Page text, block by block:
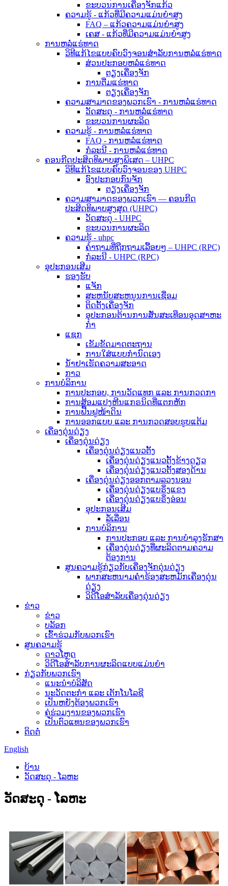
ຂະບວນການເຄື່ອງຈັກແກ້ວ
ຄວາມຮູ້ - ແກ້ວທີ່ມີຄວາມແມ່ນຍໍາສູງ
FAQ – ແກ້ວຄວາມແມ່ນຍໍາສູງ
ເຄສ - ແກ້ວທີ່ມີຄວາມແມ່ນຍໍາສູງ
ການຫລໍ່ແຮ່ທາດ
ວິທີແກ້ໄຂແບບຄົບວົງຈອນສຳລັບການຫລໍ່ແຮ່ທາດ
ສ່ວນປະກອບຫລໍ່ແຮ່ທາດ
ຕຽງເຄື່ອງຈັກ
ການຕື່ມແຮ່ທາດ
ຕຽງເຄື່ອງຈັກ
ຄວາມສາມາດຂອງພວກເຮົາ - ການຫລໍ່ແຮ່ທາດ
ວັດສະດຸ - ການຫລໍ່ແຮ່ທາດ
ຂະບວນການຜະລິດ
ຄວາມຮູ້ - ການຫລໍ່ແຮ່ທາດ
FAQ - ການຫລໍ່ແຮ່ທາດ
ກໍລະນີ - ການຫລໍ່ແຮ່ທາດ
ຄອນກີດປະສິດທິພາບສູງພິເສດ – UHPC
ວິທີແກ້ໄຂແບບຄົບວົງຈອນຂອງ UHPC
ອົງປະກອບກົນຈັກ
ຕຽງເຄື່ອງຈັກ
ຄວາມສາມາດຂອງພວກເຮົາ — ຄອນກີດ
ປະສິດທິພາບສູງສຸດ (UHPC)
ວັດສະດຸ - UHPC
ຂະບວນການຜະລິດ
ຄວາມຮູ້ - uhpc
ຄຳຖາມທີ່ຖືກຖາມເລື້ອຍໆ – UHPC (RPC)
ກໍລະນີ - UHPC (RPC)
ອຸປະກອນເສີມ
ຮອງຮັບ
ແຈັກ
ສະຫນັບສະຫນູນການເຊື່ອມ
ຕິດຕັ້ງເຄື່ອງຈັກ
ອຸປະກອນຕ້ານການສັ່ນສະເທືອນອຸດສາຫະ
ກໍາ
ແຊກ
ເຂັມຂັດມາດຕະຖານ
ການໃສ່ແບບກຳນົດເອງ
ນ້ຳຢາເຮັດຄວາມສະອາດ
ກາວ
ການບໍລິການ
ການປະກອບ, ການວັດແທກ ແລະ ການກວດກາ
ການສ້ອມແປງຫີນແກຣນິດທີ່ແຕກຫັກ
ການຟື້ນຟູໜ້າດິນ
ການອອກແບບ ແລະ ການກວດສອບຮູບແຕ້ມ
ເຄື່ອງດຸ່ນດ່ຽງ
ເຄື່ອງດຸ່ນດ່ຽງ
ເຄື່ອງດຸ່ນດ່ຽງແນວຕັ້ງ
ເຄື່ອງດຸ່ນດ່ຽງແນວຕັ້ງຂ້າງດຽວ
ເຄື່ອງດຸ່ນດ່ຽງແນວຕັ້ງສອງດ້ານ
ເຄື່ອງດຸ່ນດ່ຽງອອກຕາມລວງນອນ
ເຄື່ອງດຸ່ນດ່ຽງແບຣິ່ງແຂງ
ເຄື່ອງດຸ່ນດ່ຽງແບຣິ່ງອ່ອນ
ອຸປະກອນເສີມ
ລໍ້ເລື່ອນ
ການບໍລິການ
ການປະກອບ ແລະ ການບຳລຸງຮັກສາ
ເຄື່ອງດຸ່ນດ່ຽງທີ່ຜະລິດຕາມຄວາມ
ຕ້ອງການ
ສູນຄວາມຮູ້ກ່ຽວກັບເຄື່ອງຈັກດຸ່ນດ່ຽງ
ພາກສະຫນາມຄໍາຮ້ອງສະຫມັກເຄື່ອງດຸ່ນ
ດ່ຽງ
ວິດີໂອສຳລັບເຄື່ອງດຸ່ນດ່ຽງ
ຂ່າວ
ຂ່າວ
ບລັອກ
ເຂົ້າຮ່ວມກັບພວກເຮົາ
ສູນຄວາມຮູ້
ດາວໂຫຼດ
ວິດີໂອສຳລັບການຜະລິດແບບແມ່ນຍຳ
ກ່ຽວກັບພວກເຮົາ
ແນະນໍາບໍລິສັດ
ນະວັດຕະກໍາ ແລະ ເຕັກໂນໂລຊີ
ເປັນຫຍັງຕ້ອງພວກເຮົາ
ຄູ່ຮ່ວມງານຂອງພວກເຮົາ
ເປັນຕົວແທນຂອງພວກເຮົາ
ຕິດຕໍ່
English
ບ້ານ
ວັດສະດຸ - ໂລຫະ
ວັດສະດຸ - ໂລຫະ